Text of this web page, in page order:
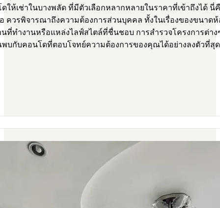
ห้เช่าในบางพลัด ที่มีตัวเลือกหลากหลายในราคาที่เข้าถึงได้ นี่
ควรพิจารณาถึงความต้องการส่วนบุคคล ทั้งในเรื่องของขนาด
ที่ทำงานหรือแหล่งไลฟ์สไตล์ที่ชื่นชอบ การสำรวจโครงการต่าง
บกับคอนโดที่ตอบโจทย์ความต้องการของคุณได้อย่างลงตัวที่